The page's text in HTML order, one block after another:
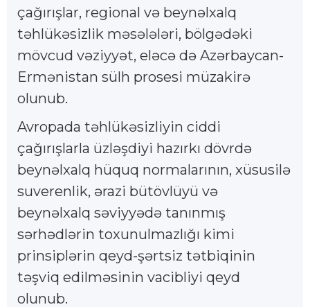
çağırışlar, regional və beynəlxalq
təhlükəsizlik məsələləri, bölgədəki
mövcud vəziyyət, eləcə də Azərbaycan-
Ermənistan sülh prosesi müzakirə
olunub.
Avropada təhlükəsizliyin ciddi
çağırışlarla üzləşdiyi hazırkı dövrdə
beynəlxalq hüquq normalarının, xüsusilə
suverenlik, ərazi bütövlüyü və
beynəlxalq səviyyədə tanınmış
sərhədlərin toxunulmazlığı kimi
prinsiplərin qeyd-şərtsiz tətbiqinin
təşviq edilməsinin vacibliyi qeyd
olunub.